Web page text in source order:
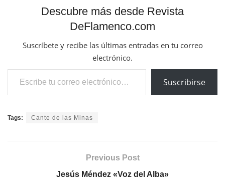
Descubre más desde Revista
DeFlamenco.com
Suscríbete y recibe las últimas entradas en tu correo
electrónico.
Escribe tu correo electrónico…
Suscribirse
Tags: Cante de las Minas
Previous Post
Jesús Méndez «Voz del Alba»